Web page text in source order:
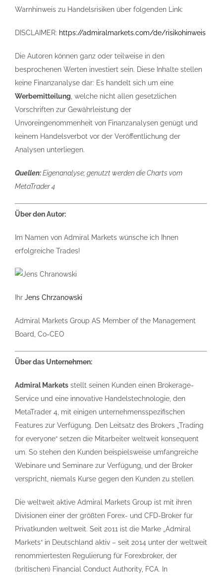
Warnhinweis zu Handelsrisiken über folgenden Link:
DISCLAIMER: https://admiralmarkets.com/de/risikohinweis
Die Autoren können ganz oder teilweise in den
besprochenen Werten investiert sein. Diese Inhalte stellen
keine Finanzanalyse dar: Es handelt sich um eine
Werbemitteilung , welche nicht allen gesetzlichen
Vorschriften zur Gewährleistung der
Unvoreingenommenheit von Finanzanalysen genügt und
keinem Handelsverbot vor der Veröffentlichung der
Analysen unterliegen.
Quellen:Eigenanalyse; genutzt werden die Charts vom
MetaTrader 4
Über den Autor:
Im Namen von Admiral Markets wünsche ich Ihnen
erfolgreiche Trades!
Ihr Jens Chrzanowski
Admiral Markets Group AS Member of the Management
Board, Co-CEO
Über das Unternehmen:
Admiral Markets stellt seinen Kunden einen Brokerage-
Service und eine innovative Handelstechnologie, den
MetaTrader 4, mit einigen unternehmensspezifischen
Features zur Verfügung. Den Leitsatz des Brokers „Trading
for everyone“ setzen die Mitarbeiter weltweit konsequent
um. So stehen den Kunden beispielsweise umfangreiche
Webinare und Seminare zur Verfügung, und der Broker
verspricht, niemals Kurse gegen den Kunden zu stellen.
Die weltweit aktive Admiral Markets Group ist mit ihren
Divisionen einer der größten Forex- und CFD-Broker für
Privatkunden weltweit. Seit 2011 ist die Marke „Admiral
Markets“ in Deutschland aktiv – seit 2014 unter der weltweit
renommiertesten Regulierung für Forexbroker, der
(britischen) Financial Conduct Authority, FCA. In